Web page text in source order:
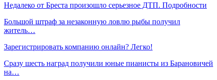
Недалеко от Бреста произошло серьезное ДТП. Подробности
Большой штраф за незаконную ловлю рыбы получил
житель…
Зарегистрировать компанию онлайн? Легко!
Сразу шесть наград получили юные пианисты из Барановичей
на…